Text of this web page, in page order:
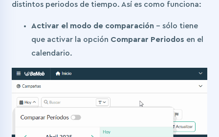
distintos periodos de tiempo. Así es como funciona:
Activar el modo de comparación – sólo tiene
que activar la opción Comparar Periodos en el
calendario.